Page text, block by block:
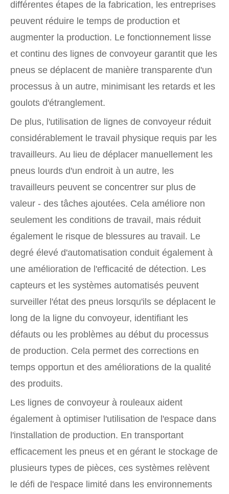
différentes étapes de la fabrication, les entreprises
peuvent réduire le temps de production et
augmenter la production. Le fonctionnement lisse
et continu des lignes de convoyeur garantit que les
pneus se déplacent de manière transparente d'un
processus à un autre, minimisant les retards et les
goulots d'étranglement.
De plus, l'utilisation de lignes de convoyeur réduit
considérablement le travail physique requis par les
travailleurs. Au lieu de déplacer manuellement les
pneus lourds d'un endroit à un autre, les
travailleurs peuvent se concentrer sur plus de
valeur - des tâches ajoutées. Cela améliore non
seulement les conditions de travail, mais réduit
également le risque de blessures au travail. Le
degré élevé d'automatisation conduit également à
une amélioration de l'efficacité de détection. Les
capteurs et les systèmes automatisés peuvent
surveiller l'état des pneus lorsqu'ils se déplacent le
long de la ligne du convoyeur, identifiant les
défauts ou les problèmes au début du processus
de production. Cela permet des corrections en
temps opportun et des améliorations de la qualité
des produits.
Les lignes de convoyeur à rouleaux aident
également à optimiser l'utilisation de l'espace dans
l'installation de production. En transportant
efficacement les pneus et en gérant le stockage de
plusieurs types de pièces, ces systèmes relèvent
le défi de l'espace limité dans les environnements